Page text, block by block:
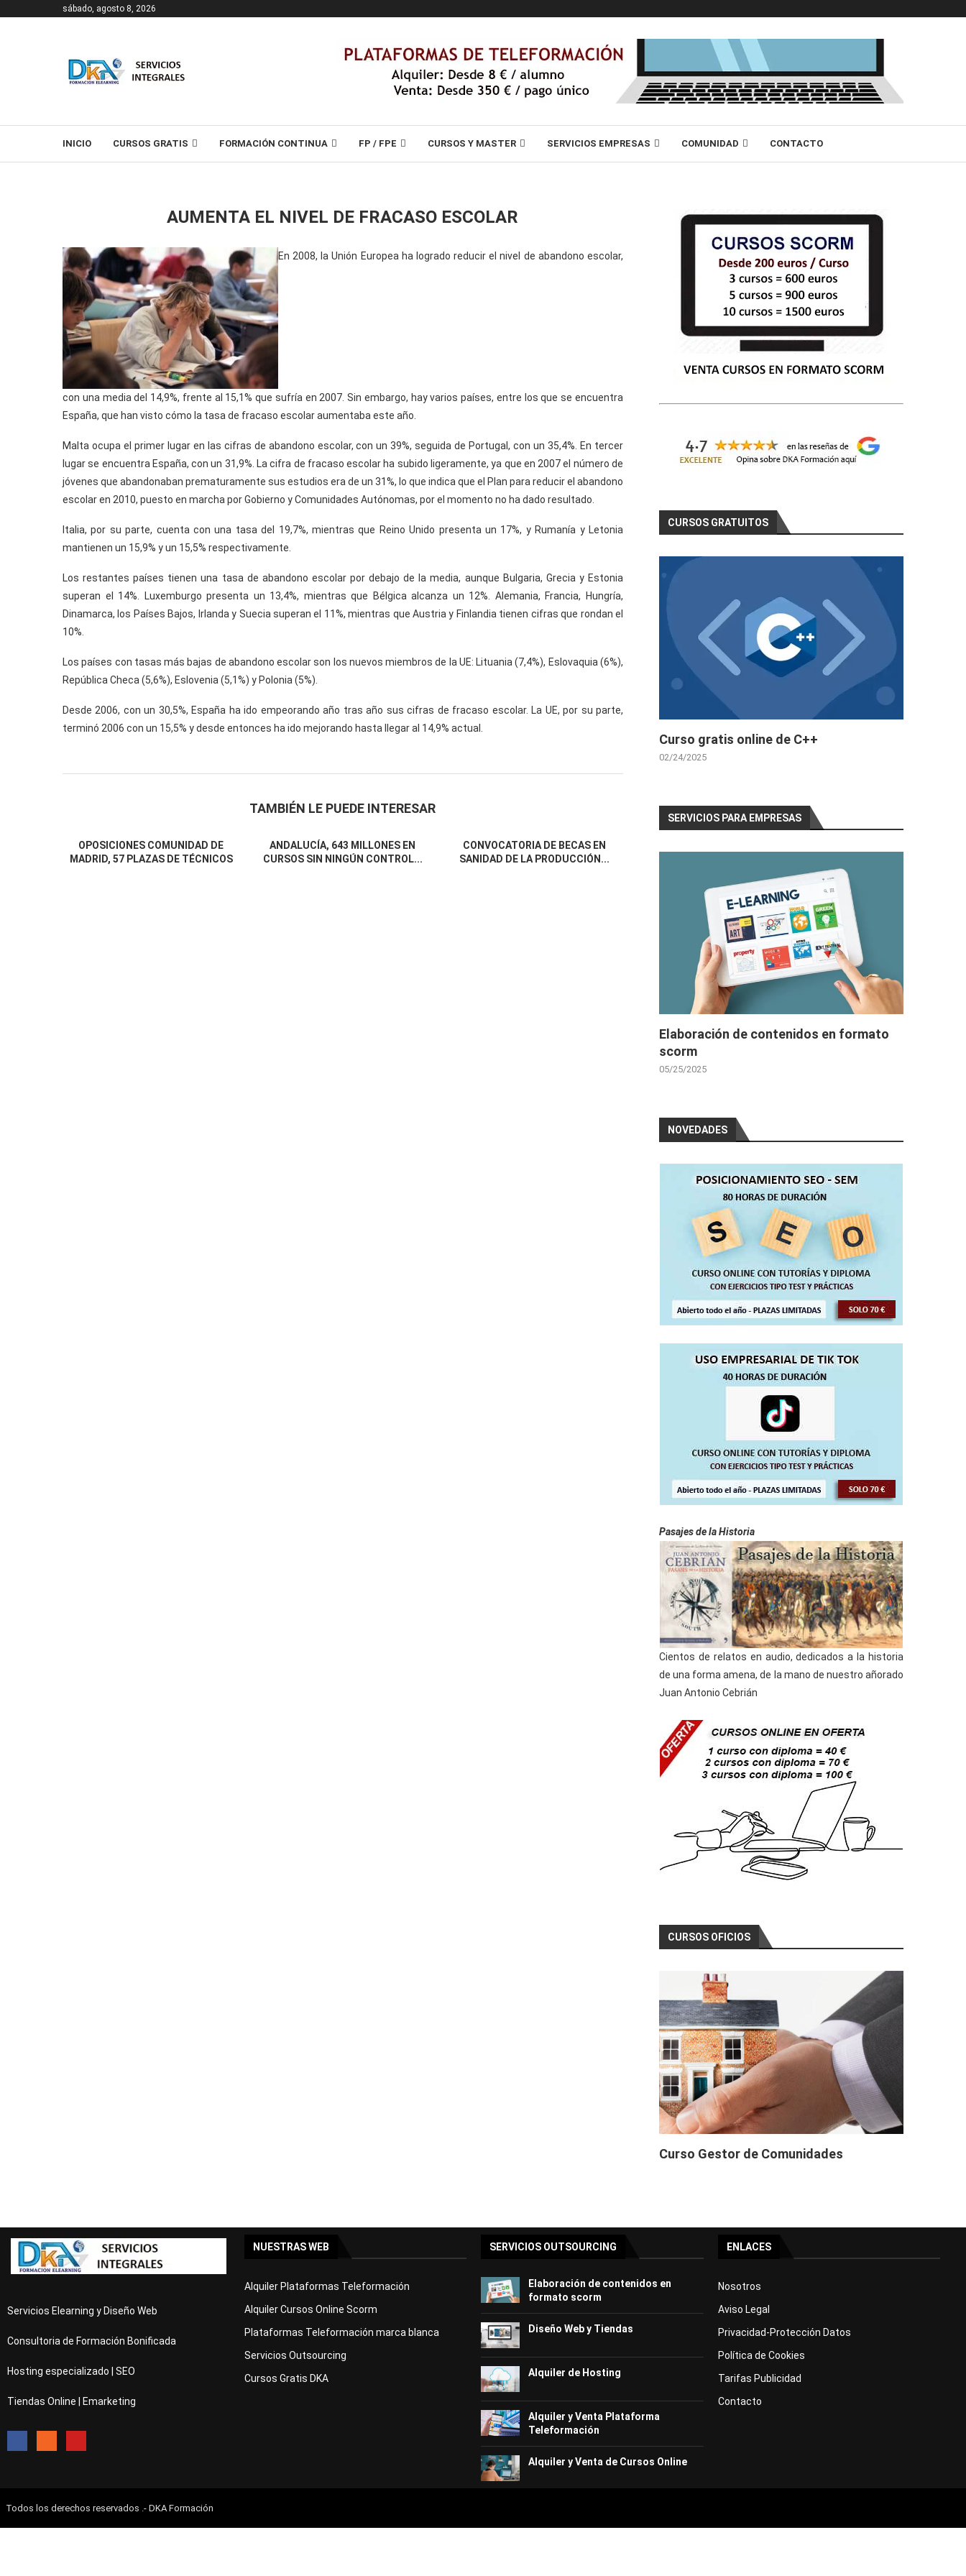
sábado, agosto 8, 2026
INICIO CURSOS GRATIS FORMACIÓN CONTINUA FP / FPE CURSOS Y MASTER SERVICIOS EMPRESAS COMUNIDAD CONTACTO
AUMENTA EL NIVEL DE FRACASO ESCOLAR
En 2008, la Unión Europea ha logrado reducir el nivel de abandono escolar,
con una media del 14,9%, frente al 15,1% que sufría en 2007. Sin embargo, hay varios países, entre los que se encuentra
España, que han visto cómo la tasa de fracaso escolar aumentaba este año.
Malta ocupa el primer lugar en las cifras de abandono escolar, con un 39%, seguida de Portugal, con un 35,4%. En tercer
lugar se encuentra España, con un 31,9%. La cifra de fracaso escolar ha subido ligeramente, ya que en 2007 el número de
jóvenes que abandonaban prematuramente sus estudios era de un 31%, lo que indica que el Plan para reducir el abandono
escolar en 2010, puesto en marcha por Gobierno y Comunidades Autónomas, por el momento no ha dado resultado.
Italia, por su parte, cuenta con una tasa del 19,7%, mientras que Reino Unido presenta un 17%, y Rumanía y Letonia
mantienen un 15,9% y un 15,5% respectivamente.
Los restantes países tienen una tasa de abandono escolar por debajo de la media, aunque Bulgaria, Grecia y Estonia
superan el 14%. Luxemburgo presenta un 13,4%, mientras que Bélgica alcanza un 12%. Alemania, Francia, Hungría,
Dinamarca, los Países Bajos, Irlanda y Suecia superan el 11%, mientras que Austria y Finlandia tienen cifras que rondan el
10%.
Los países con tasas más bajas de abandono escolar son los nuevos miembros de la UE: Lituania (7,4%), Eslovaquia (6%),
República Checa (5,6%), Eslovenia (5,1%) y Polonia (5%).
Desde 2006, con un 30,5%, España ha ido empeorando año tras año sus cifras de fracaso escolar. La UE, por su parte,
terminó 2006 con un 15,5% y desde entonces ha ido mejorando hasta llegar al 14,9% actual.
TAMBIÉN LE PUEDE INTERESAR
OPOSICIONES COMUNIDAD DE
MADRID, 57 PLAZAS DE TÉCNICOS
ANDALUCÍA, 643 MILLONES EN
CURSOS SIN NINGÚN CONTROL...
CONVOCATORIA DE BECAS EN
SANIDAD DE LA PRODUCCIÓN...
CURSOS GRATUITOS
Curso gratis online de C++
02/24/2025
SERVICIOS PARA EMPRESAS
Elaboración de contenidos en formato
scorm
05/25/2025
NOVEDADES
Pasajes de la Historia
Cientos de relatos en audio, dedicados a la historia
de una forma amena, de la mano de nuestro añorado
Juan Antonio Cebrián
CURSOS OFICIOS
Curso Gestor de Comunidades
Servicios Elearning y Diseño Web
Consultoria de Formación Bonificada
Hosting especializado | SEO
Tiendas Online | Emarketing
NUESTRAS WEB
Alquiler Plataformas Teleformación
Alquiler Cursos Online Scorm
Plataformas Teleformación marca blanca
Servicios Outsourcing
Cursos Gratis DKA
SERVICIOS OUTSOURCING
Elaboración de contenidos en
formato scorm
Diseño Web y Tiendas
Alquiler de Hosting
Alquiler y Venta Plataforma
Teleformación
Alquiler y Venta de Cursos Online
ENLACES
Nosotros
Aviso Legal
Privacidad-Protección Datos
Política de Cookies
Tarifas Publicidad
Contacto
Todos los derechos reservados .- DKA Formación